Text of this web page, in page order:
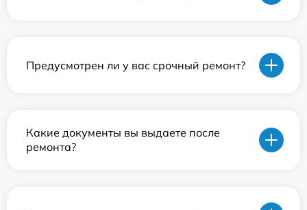
Предусмотрен ли у вас срочный ремонт?
Какие документы вы выдаете после
ремонта?